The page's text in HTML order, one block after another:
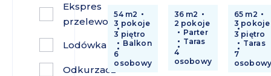
Ekspres
przelewowy
Lodówka
Odkurzacz
54 m2
3 pokoje
3 piętro
Balkon
6
osobowy
36 m2
2 pokoje
Parter
Taras
4
osobowy
65 m2
3 pokoje
3 piętro
Taras
7